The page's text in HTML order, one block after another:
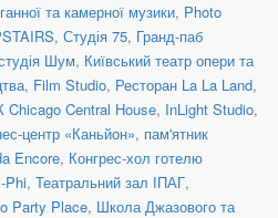
та камерної музики, Photo
, Студія 75, Гранд-паб
Шум, Київський театр опери та
, Film Studio, Ресторан La La Land,
Central House, InLight Studio,
центр «Каньйон», пам'ятник
Encore, Конгрес-хол готелю
Phi, Театральний зал ІПАГ,
Party Place, Школа Джазового та